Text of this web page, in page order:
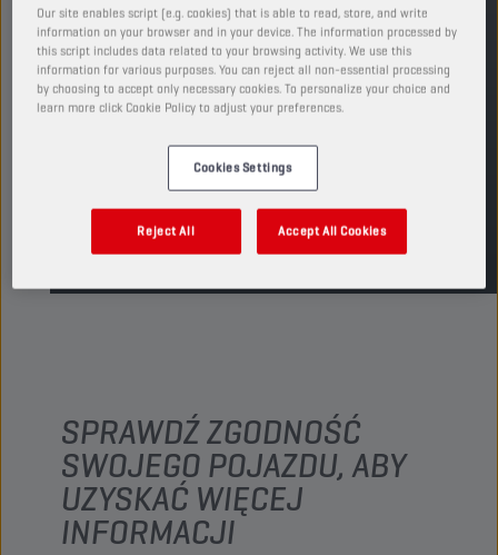
silnika.
PRODUKT: 16152
Zobacz dostępne rozmiary i opakowania
TDS MSDS
SPRAWDŹ ZGODNOŚĆ
SWOJEGO POJAZDU, ABY
UZYSKAĆ WIĘCEJ
INFORMACJI
Our site enables script (e.g. cookies) that is able to read, store, and write
information on your browser and in your device. The information processed by
this script includes data related to your browsing activity. We use this
information for various purposes. You can reject all non-essential processing
by choosing to accept only necessary cookies. To personalize your choice and
learn more click Cookie Policy to adjust your preferences.
Cookies Settings
Reject All Accept All Cookies